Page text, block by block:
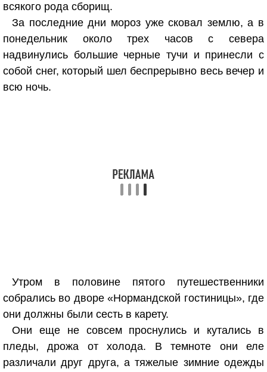
всякого рода сборищ.
За последние дни мороз уже сковал землю, а в
понедельник около трех часов с севера
надвинулись большие черные тучи и принесли с
собой снег, который шел беспрерывно весь вечер и
всю ночь.
Утром в половине пятого путешественники
собрались во дворе «Нормандской гостиницы», где
они должны были сесть в карету.
Они еще не совсем проснулись и кутались в
пледы, дрожа от холода. В темноте они еле
различали друг друга, а тяжелые зимние одежды